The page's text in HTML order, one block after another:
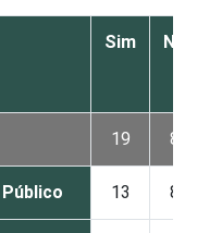
Sim Não
19 81
Público 13 86